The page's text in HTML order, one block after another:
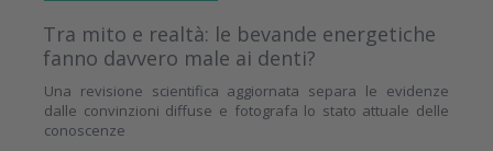
Tra mito e realtà: le bevande energetiche
fanno davvero male ai denti?
Una revisione scientifica aggiornata separa le evidenze
dalle convinzioni diffuse e fotografa lo stato attuale delle
conoscenze